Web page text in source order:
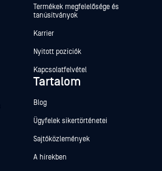
Termékek megfelelősége és
tanúsítványok
Karrier
Nyitott pozíciók
Kapcsolatfelvétel
Tartalom
Blog
Ügyfelek sikertörténetei
Sajtóközlemények
A hírekben